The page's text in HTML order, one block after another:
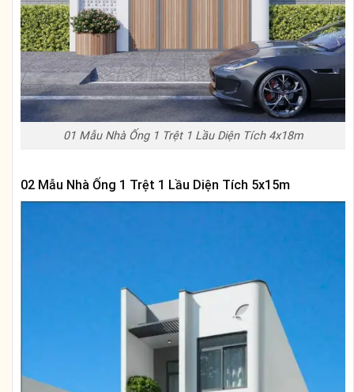
01 Mẫu Nhà Ống 1 Trệt 1 Lầu Diện Tích 4x18m
02 Mẫu Nhà Ống 1 Trệt 1 Lầu Diện Tích 5x15m